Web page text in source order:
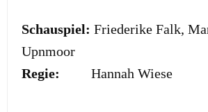
Schauspiel: Friederike Falk,
Upnmoor
Regie: Hannah Wiese